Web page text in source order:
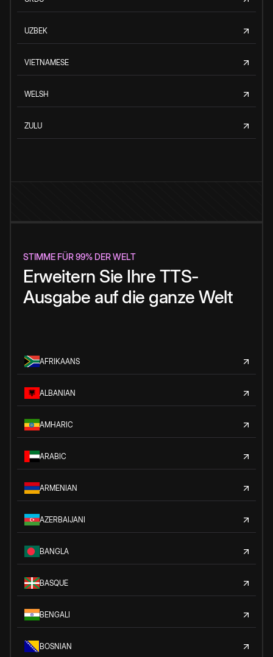
UZBEK
VIETNAMESE
WELSH
ZULU
STIMME FÜR 99% DER WELT
Erweitern Sie Ihre TTS-
Ausgabe auf die ganze Welt
AFRIKAANS
ALBANIAN
AMHARIC
ARABIC
ARMENIAN
AZERBAIJANI
BANGLA
BASQUE
BENGALI
BOSNIAN